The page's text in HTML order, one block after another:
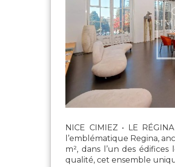
NICE CIMIEZ • LE
l’emblématique Regina,
m², dans l’un des
qualité, cet ensemble